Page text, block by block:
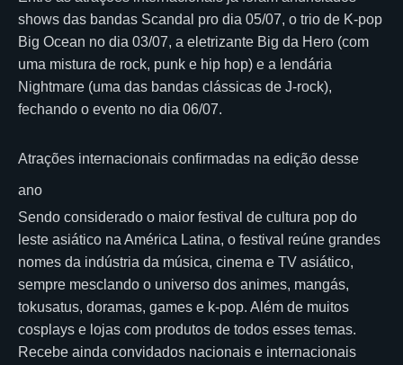
shows das bandas Scandal pro dia 05/07, o trio de K-pop
Big Ocean no dia 03/07, a eletrizante Big da Hero (com
uma mistura de rock, punk e hip hop) e a lendária
Nightmare (uma das bandas clássicas de J-rock),
fechando o evento no dia 06/07.
Atrações internacionais confirmadas na edição desse
ano
Sendo considerado o maior festival de cultura pop do
leste asiático na América Latina, o festival reúne grandes
nomes da indústria da música, cinema e TV asiático,
sempre mesclando o universo dos animes, mangás,
tokusatus, doramas, games e k-pop. Além de muitos
cosplays e lojas com produtos de todos esses temas.
Recebe ainda convidados nacionais e internacionais